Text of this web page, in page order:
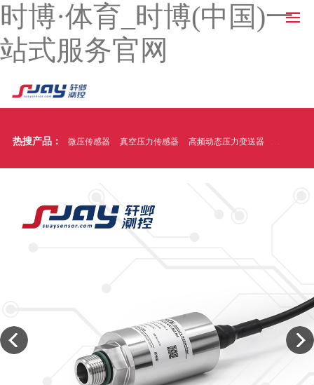
时博·体育_时博(中国)一
站式服务官网
热搜产品： 微压传感器 真空压力传感器 高频动态压力变送器 温压一体